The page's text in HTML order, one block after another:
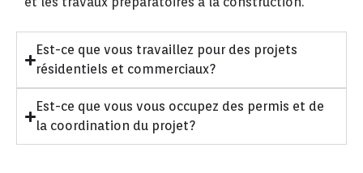
Est-ce que vous travaillez pour des projets
résidentiels et commerciaux?
Est-ce que vous vous occupez des permis et de
la coordination du projet?